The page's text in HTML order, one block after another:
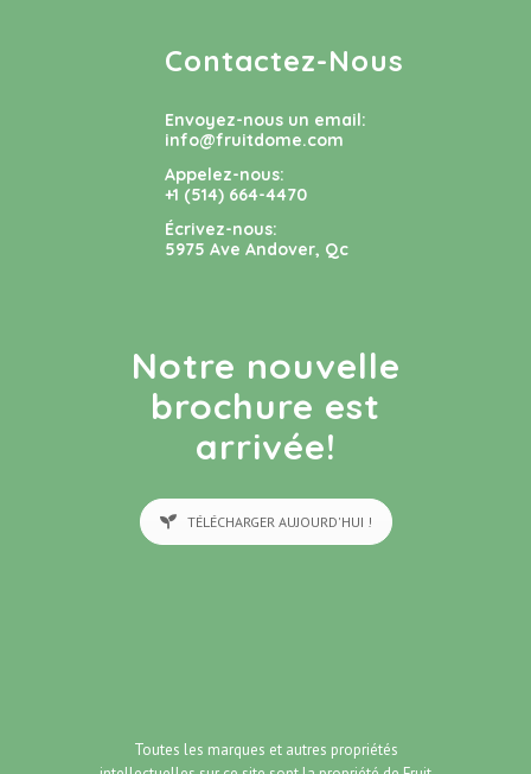
Contactez-Nous
Envoyez-nous un email:
info@fruitdome.com
Appelez-nous:
+1 (514) 664-4470
Écrivez-nous:
5975 Ave Andover, Qc
Notre nouvelle
brochure est
arrivée!
TÉLÉCHARGER AUJOURD'HUI !
Toutes les marques et autres propriétés